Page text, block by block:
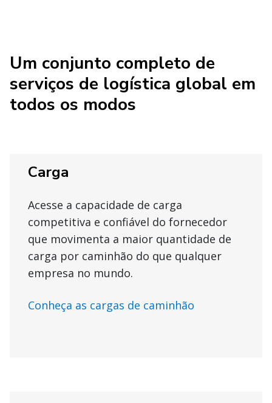
Um conjunto completo de
serviços de logística global em
todos os modos
Carga
Acesse a capacidade de carga
competitiva e confiável do fornecedor
que movimenta a maior quantidade de
carga por caminhão do que qualquer
empresa no mundo.
Conheça as cargas de caminhão